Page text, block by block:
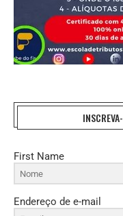
First Name
Endereço de e-mail